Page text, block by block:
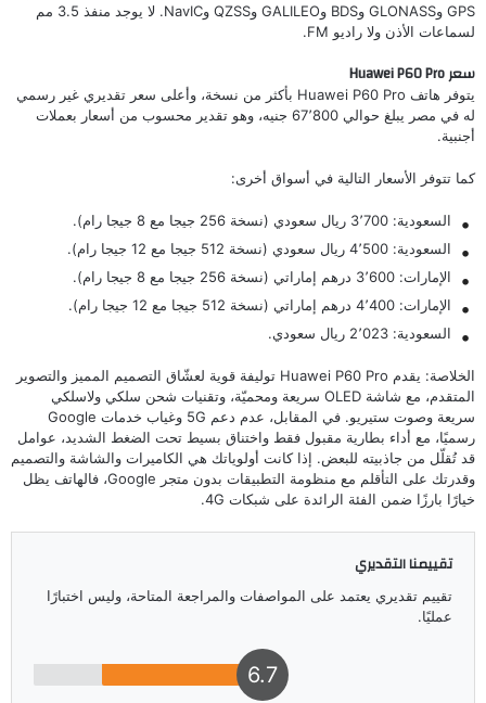
GPS وGLONASS وBDS وGALILEO وQZSS وNavIC. لا يوجد منفذ 3.5 مم
لسماعات الأذن ولا راديو FM.
سعر Huawei P60 Pro
يتوفر هاتف Huawei P60 Pro بأكثر من نسخة، وأعلى سعر تقديري غير رسمي
له في مصر يبلغ حوالي 67٬800 جنيه، وهو تقدير محسوب من أسعار بعملات
أجنبية.
كما تتوفر الأسعار التالية في أسواق أخرى:
السعودية: 3٬700 ريال سعودي (نسخة 256 جيجا مع 8 جيجا رام).
السعودية: 4٬500 ريال سعودي (نسخة 512 جيجا مع 12 جيجا رام).
الإمارات: 3٬600 درهم إماراتي (نسخة 256 جيجا مع 8 جيجا رام).
الإمارات: 4٬400 درهم إماراتي (نسخة 512 جيجا مع 12 جيجا رام).
السعودية: 2٬023 ريال سعودي.
الخلاصة: يقدم Huawei P60 Pro توليفة قوية لعشّاق التصميم المميز والتصوير
المتقدم، مع شاشة OLED سريعة ومحميّة، وتقنيات شحن سلكي ولاسلكي
سريعة وصوت ستيريو. في المقابل، عدم دعم 5G وغياب خدمات Google
رسميًا، مع أداء بطارية مقبول فقط واختناق بسيط تحت الضغط الشديد، عوامل
قد تُقلّل من جاذبيته للبعض. إذا كانت أولوياتك هي الكاميرات والشاشة والتصميم
وقدرتك على التأقلم مع منظومة التطبيقات بدون متجر Google، فالهاتف يظل
خيارًا بارزًا ضمن الفئة الرائدة على شبكات 4G.
تقييمنا التقديري
تقييم تقديري يعتمد على المواصفات والمراجعة المتاحة، وليس اختبارًا
عمليًا.
6.7